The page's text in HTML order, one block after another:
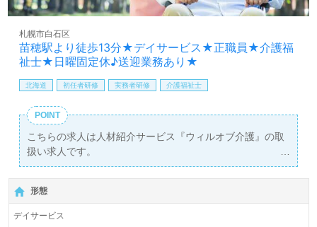
苗穂駅より徒歩13分★デイサービス★正職員★介護福
祉士★日曜固定休♪送迎業務あり★
札幌市白石区
北海道 初任者研修 実務者研修 介護福祉士
POINT
こちらの求人は人材紹介サービス『ウィルオブ介護』の取
扱い求人です。
詳細に関してお気軽にご相談ください♪
【無料】で皆さんの転職活動をサポートいたします。
形態
デイサービス